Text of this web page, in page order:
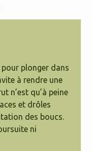
plonger dans
à rendre une
n’est qu’à peine
et drôles
des boucs.
ni